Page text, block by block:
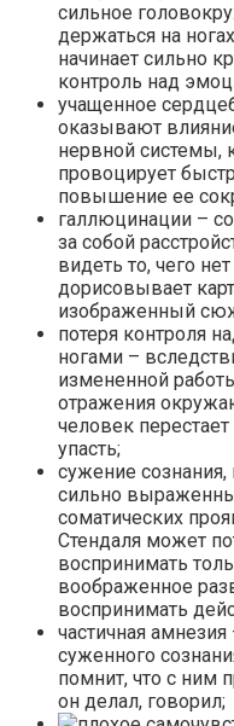
сильное
держаться на
начинает сильно
контроль над
учащенное
оказывают
нервной системы,
провоцирует
повышение ее
галлюцинации –
за собой
видеть то, чего
дорисовывает
изображенный
потеря контроля
ногами –
измененной
отражения
человек
упасть;
сужение сознания,
сильно
соматических
Стендаля может
воспринимать
воображенное
воспринимать
частичная
суженного
помнит, что с ним
он делал, говорил;